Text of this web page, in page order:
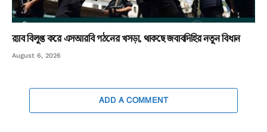
র‌্যাব বিলুপ্ত করে এসআরবি গঠনের খসড়া, থাকছে জবাবদিহির নতুন বিধান
August 6, 2026
ADD A COMMENT